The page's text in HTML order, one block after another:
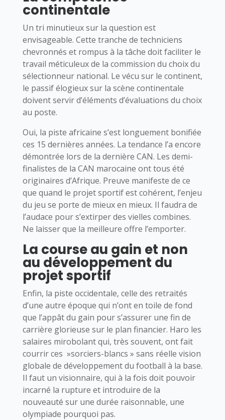
continentale
Un tri minutieux sur la question est
envisageable. Cette tranche de techniciens
chevronnés et rompus à la tâche doit faciliter le
travail méticuleux de la commission du choix du
sélectionneur national. Le vécu sur le continent,
le passif élogieux sur la scène continentale
doivent servir d’éléments d’évaluations du choix
au poste.
Oui, la piste africaine s’est longuement bonifiée
ces 15 dernières années. La tendance l’a encore
démontrée lors de la dernière CAN. Les demi-
finalistes de la CAN marocaine ont tous été
originaires d’Afrique. Preuve manifeste de ce
que quand le projet sportif est cohérent, l’enjeu
du jeu se porte de mieux en mieux. Il faudra de
l’audace pour s’extirper des vielles combines.
Ne laisser que la meilleure offre l’emporter.
La course au gain et non
au développement du
projet sportif
Enfin, la piste occidentale, celle des retraités
d’une autre époque qui n’ont en toile de fond
que l’appât du gain pour s’assurer une fin de
carrière glorieuse sur le plan financier. Haro les
salaires mirobolant qui, très souvent, ont fait
courrir ces »sorciers-blancs » sans réelle vision
globale de développement du football à la base.
Il faut un visionnaire, qui à la fois doit pouvoir
incarné la rupture et introduire de la
nouveauté sur une durée raisonnable, une
olympiade pourquoi pas.